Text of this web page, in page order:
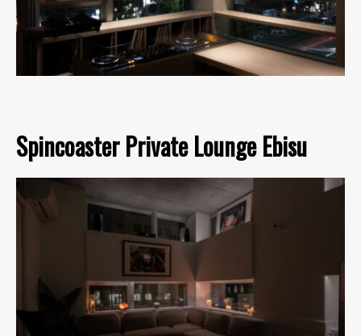
Spincoaster Private Lounge Ebisu